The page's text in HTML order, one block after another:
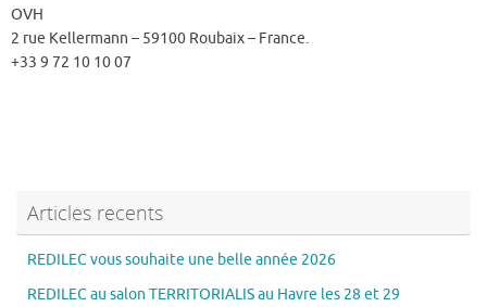
OVH
2 rue Kellermann – 59100 Roubaix – France.
+33 9 72 10 10 07
Articles recents
REDILEC vous souhaite une belle année 2026
REDILEC au salon TERRITORIALIS au Havre les 28 et 29